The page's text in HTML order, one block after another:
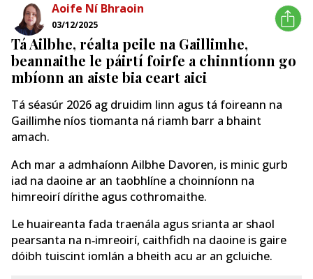
Aoife Ní Bhraoin
03/12/2025
Tá Ailbhe, réalta peile na Gaillimhe,
beannaithe le páirtí foirfe a chinntíonn go
mbíonn an aiste bia ceart aici
Tá séasúr 2026 ag druidim linn agus tá foireann na
Gaillimhe níos tiomanta ná riamh barr a bhaint
amach.
Ach mar a admhaíonn Ailbhe Davoren, is minic gurb
iad na daoine ar an taobhlíne a choinníonn na
himreoirí dírithe agus cothromaithe.
Le huaireanta fada traenála agus srianta ar shaol
pearsanta na n‑imreoirí, caithfidh na daoine is gaire
dóibh tuiscint iomlán a bheith acu ar an gcluiche.